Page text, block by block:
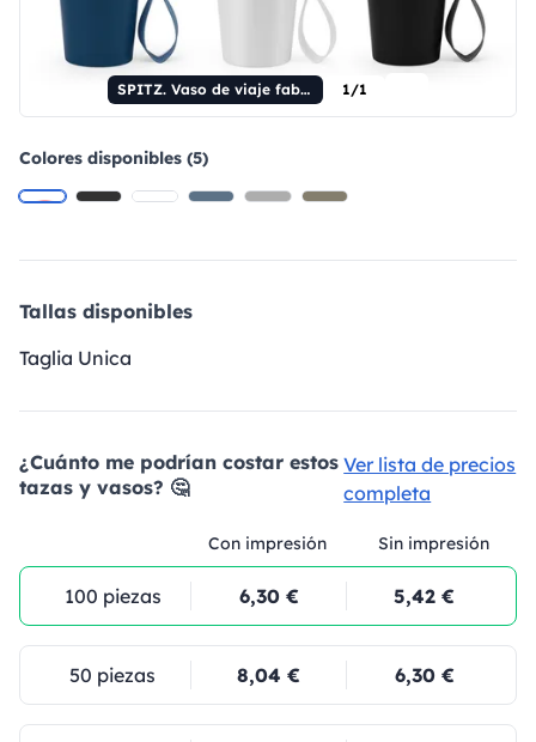
SPITZ. Vaso de viaje fabricado en acero inoxidable (90% reciclado) y pared exterior de PP, con acabado mate, 440 ml. 1/1
Colores disponibles (5)
Tallas disponibles
Taglia Unica
¿Cuánto me podrían costar estos
tazas y vasos? 🤔
Ver lista de precios
completa
Con impresión Sin impresión
100 piezas 6,30 € 5,42 €
50 piezas 8,04 € 6,30 €